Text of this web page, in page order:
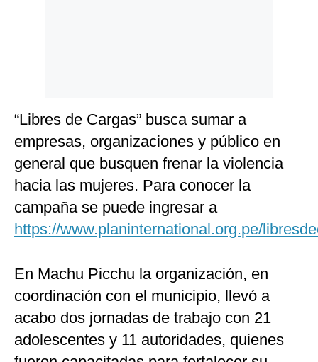
“Libres de Cargas” busca sumar a
empresas, organizaciones y público en
general que busquen frenar la violencia
hacia las mujeres. Para conocer la
campaña se puede ingresar a
https://www.planinternational.org.pe/
En Machu Picchu la organización, en
coordinación con el municipio, llevó a
acabo dos jornadas de trabajo con 21
adolescentes y 11 autoridades, quienes